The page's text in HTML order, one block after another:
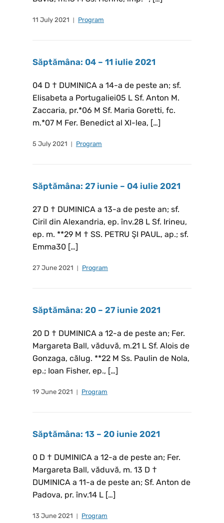
11 July 2021 Program
Săptămâna: 04 – 11 iulie 2021
04 D † DUMINICA a 14-a de peste an; sf.
Elisabeta a Portugaliei05 L Sf. Anton M.
Zaccaria, pr.*06 M Sf. Maria Goretti, fc.
m.*07 M Fer. Benedict al XI-lea, […]
5 July 2021 Program
Săptămâna: 27 iunie – 04 iulie 2021
27 D † DUMINICA a 13-a de peste an; sf.
Ciril din Alexandria, ep. înv.28 L Sf. Irineu,
ep. m. **29 M † SS. PETRU ŞI PAUL, ap.; sf.
Emma30 […]
27 June 2021 Program
Săptămâna: 20 – 27 iunie 2021
20 D † DUMINICA a 12-a de peste an; Fer.
Margareta Ball, văduvă, m.21 L Sf. Alois de
Gonzaga, călug. **22 M Ss. Paulin de Nola,
ep.; Ioan Fisher, ep., […]
19 June 2021 Program
Săptămâna: 13 – 20 iunie 2021
0 D † DUMINICA a 12-a de peste an; Fer.
Margareta Ball, văduvă, m. 13 D †
DUMINICA a 11-a de peste an; Sf. Anton de
Padova, pr. înv.14 L […]
13 June 2021 Program